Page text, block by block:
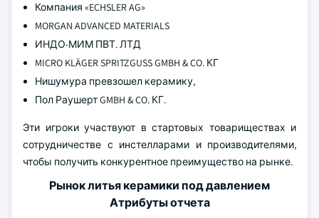
Компания «ECHSLER AG»
MORGAN ADVANCED MATERIALS
ИНДО-МИМ ПВТ. ЛТД
MICRO KLÄGER SPRITZGUSS GMBH & CO. КГ
Нишумура превзошел керамику,
Пол Раушерт GMBH & CO. КГ.
Эти игроки участвуют в стартовых товариществах и
сотрудничестве с инстелларами и производителями,
чтобы получить конкурентное преимущество на рынке.
Рынок литья керамики под давлением
Атрибуты отчета